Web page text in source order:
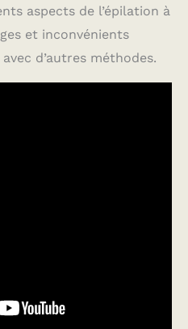
aspects de l’épilation à
et inconvénients
d’autres méthodes.